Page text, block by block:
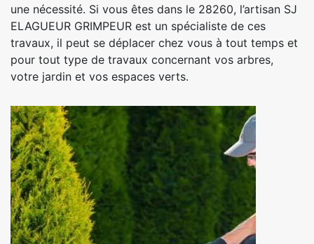
une nécessité. Si vous êtes dans le 28260, l’artisan SJ
ELAGUEUR GRIMPEUR est un spécialiste de ces
travaux, il peut se déplacer chez vous à tout temps et
pour tout type de travaux concernant vos arbres,
votre jardin et vos espaces verts.